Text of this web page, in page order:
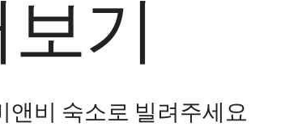
기
앤비 숙소로 빌려주세요